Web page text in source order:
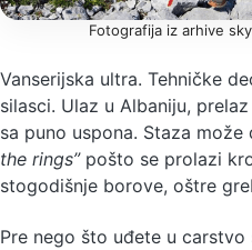
Fotografija iz arhive
Vanserijska ultra. Tehničke
silasci. Ulaz u Albaniju,
sa puno uspona. Staza
the rings”pošto se prolazi
stogodišnje borove, oštre
Pre nego što uđete u